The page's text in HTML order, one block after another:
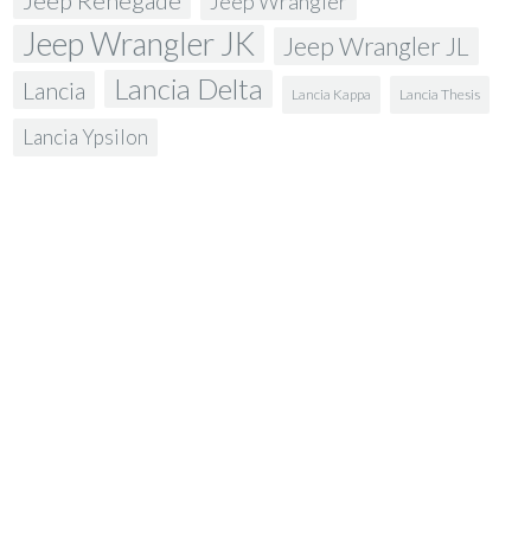
Jeep Wrangler JK Jeep Wrangler JL
Lancia Lancia Delta Lancia Kappa Lancia Thesis
Lancia Ypsilon